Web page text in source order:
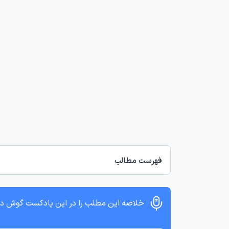
فهرست مطالب
خلاصه این مطلب را در این پادکست گوش